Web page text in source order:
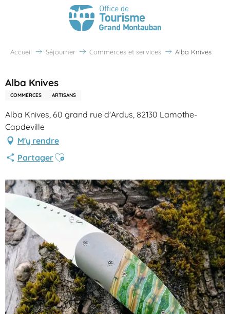
Accueil Séjourner Commerces et services Alba Knives
Alba Knives
COMMERCES ARTISANS
Alba Knives, 60 grand rue d'Ardus, 82130 Lamothe-
Capdeville
M'y rendre
PartagerAjouter aux favoris